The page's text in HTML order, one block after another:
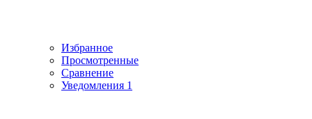
Избранное
Просмотренные
Сравнение
Уведомления 1